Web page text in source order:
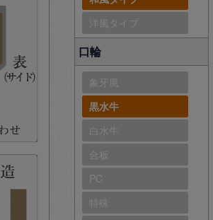
洋風タイプ
口輪
象牙風
黒水牛
白水牛
合板
PC
特殊